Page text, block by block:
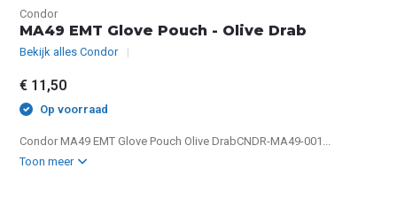
Condor
MA49 EMT Glove Pouch - Olive Drab
Bekijk alles Condor
€ 11,50
Op voorraad
Condor MA49 EMT Glove Pouch Olive DrabCNDR-MA49-001...
Toon meer